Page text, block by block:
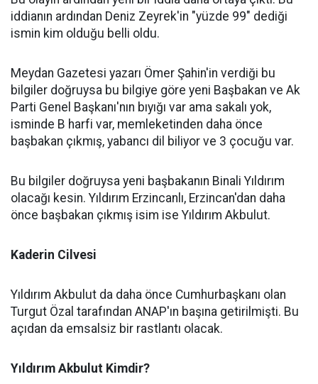
iddianın ardından Deniz Zeyrek'in "yüzde 99" dediği
ismin kim olduğu belli oldu.
Meydan Gazetesi yazarı Ömer Şahin'in verdiği bu
bilgiler doğruysa bu bilgiye göre yeni Başbakan ve Ak
Parti Genel Başkanı'nın bıyığı var ama sakalı yok,
isminde B harfi var, memleketinden daha önce
başbakan çıkmış, yabancı dil biliyor ve 3 çocuğu var.
Bu bilgiler doğruysa yeni başbakanın Binali Yıldırım
olacağı kesin. Yıldırım Erzincanlı, Erzincan'dan daha
önce başbakan çıkmış isim ise Yıldırım Akbulut.
Kaderin Cilvesi
Yıldırım Akbulut da daha önce Cumhurbaşkanı olan
Turgut Özal tarafından ANAP'ın başına getirilmişti. Bu
açıdan da emsalsiz bir rastlantı olacak.
Yıldırım Akbulut Kimdir?